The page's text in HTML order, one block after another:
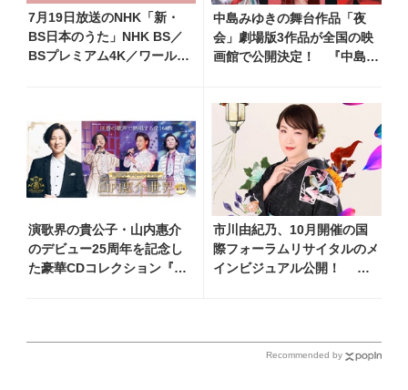
7月19日放送のNHK「新・
BS日本のうた」NHK BS／
BSプレミアム4K／ワール
場、曲目や見どころをお届
け
中島みゆきの舞台作品「夜
会」劇場版3作品が全国の映
画館で公開決定！ 『中島み
より上映
演歌界の貴公子・山内惠介
のデビュー25周年を記念し
た豪華CDコレクション『山
のコンサート音源まで全164
市川由紀乃、10月開催の国
際フォーラムリサイタルのメ
インビジュアル公開！ リ
Recommended by